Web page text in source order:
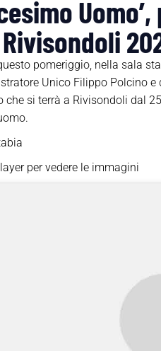
pomeriggio, nella sala
Unico Filippo Polcino e
che si terrà a Rivisondoli dal
per vedere le immagini